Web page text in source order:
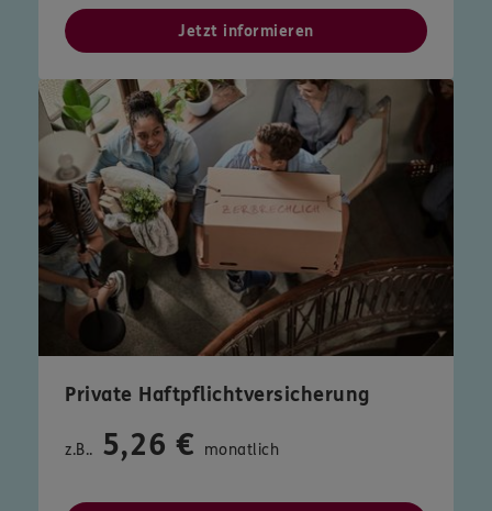
Jetzt informieren
Private Haftpflichtversicherung
z.B.. 5,26 € monatlich